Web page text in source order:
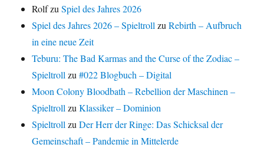
RolfzuSpiel des Jahres 2026
Spiel des Jahres 2026 – SpieltrollzuRebirth – Aufbruch
in eine neue Zeit
Teburu: The Bad Karmas and the Curse of the Zodiac –
Spieltrollzu#022 Blogbuch – Digital
Moon Colony Bloodbath – Rebellion der Maschinen –
SpieltrollzuKlassiker – Dominion
SpieltrollzuDer Herr der Ringe: Das Schicksal der
Gemeinschaft – Pandemie in Mittelerde